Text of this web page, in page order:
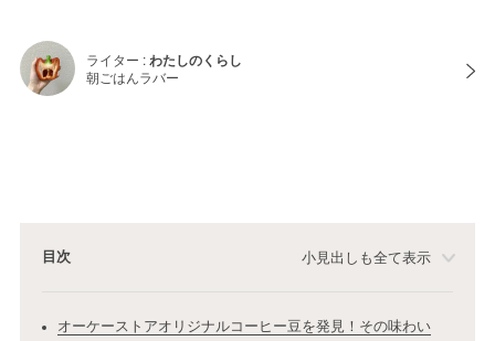
ライター :わたしのくらし
朝ごはんラバー
目次 小見出しも全て表示
オーケーストアオリジナルコーヒー豆を発見！その味わい